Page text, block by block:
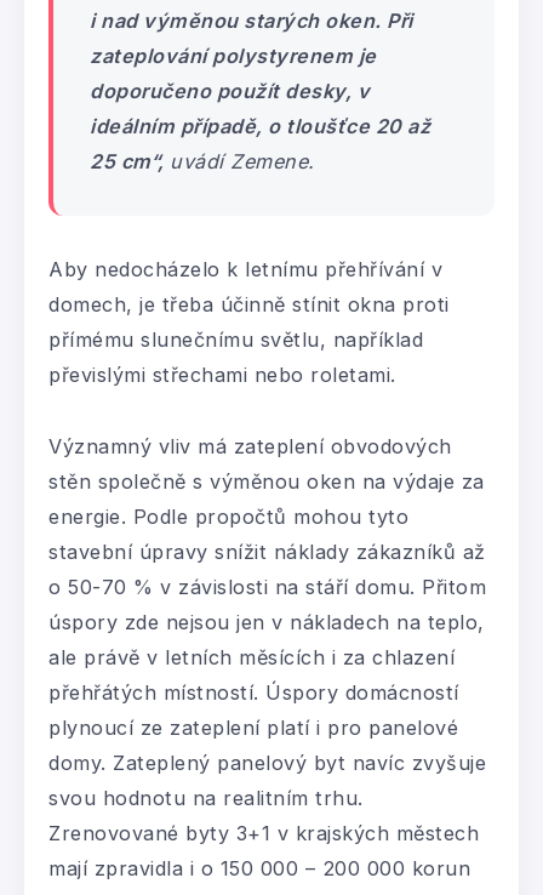
i nad výměnou starých oken. Při
zateplování polystyrenem je
doporučeno použít desky, v
ideálním případě, o tloušťce 20 až
25 cm“, uvádí Zemene.
Aby nedocházelo k letnímu přehřívání v
domech, je třeba účinně stínit okna proti
přímému slunečnímu světlu, například
převislými střechami nebo roletami.
Významný vliv má zateplení obvodových
stěn společně s výměnou oken na výdaje za
energie. Podle propočtů mohou tyto
stavební úpravy snížit náklady zákazníků až
o 50-70 % v závislosti na stáří domu. Přitom
úspory zde nejsou jen v nákladech na teplo,
ale právě v letních měsících i za chlazení
přehřátých místností. Úspory domácností
plynoucí ze zateplení platí i pro panelové
domy. Zateplený panelový byt navíc zvyšuje
svou hodnotu na realitním trhu.
Zrenovované byty 3+1 v krajských městech
mají zpravidla i o 150 000 – 200 000 korun